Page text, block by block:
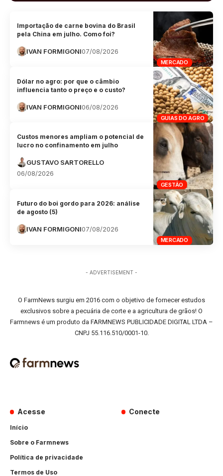
MERCADO
Importação de carne bovina do Brasil
pela China em julho. Como foi?
IVAN FORMIGONI07/08/2026
GUIAS DO AGRO
Dólar no agro: por que o câmbio
influencia tanto o preço e o custo?
IVAN FORMIGONI06/08/2026
GESTÃO
Custos menores ampliam o potencial de
lucro no confinamento em julho
GUSTAVO SARTORELLO
06/08/2026
MERCADO
Futuro do boi gordo para 2026: análise
de agosto (5)
IVAN FORMIGONI07/08/2026
- ADVERTISEMENT -
O FarmNews surgiu em 2016 com o objetivo de fornecer estudos
exclusivos sobre a pecuária de corte e a agricultura de grãos! O
Farmnews é um produto da FARMNEWS PUBLICIDADE DIGITAL LTDA –
CNPJ 55.116.510/0001-10.
Acesse
Início
Sobre o Farmnews
Política de privacidade
Termos de Uso
Conecte